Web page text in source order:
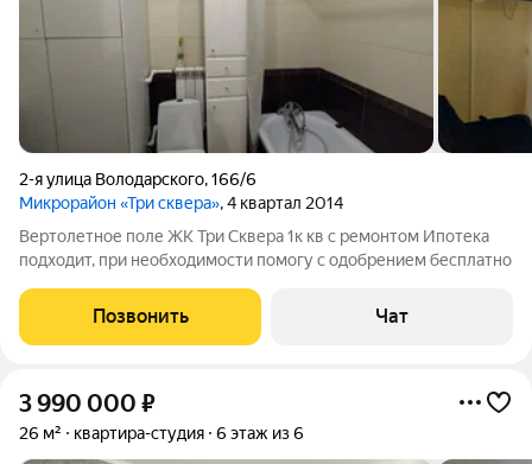
2-я улица Володарского,166/6
Микрорайон «Три сквера», 4 квартал 2014
Вертолетное поле ЖК Три Сквера 1к кв с ремонтом Ипотека
подходит, при необходимости помогу с одобрением бесплатно
Позвонить Чат
3 990 000 ₽
26 м² квартира-студия 6 этаж из 6